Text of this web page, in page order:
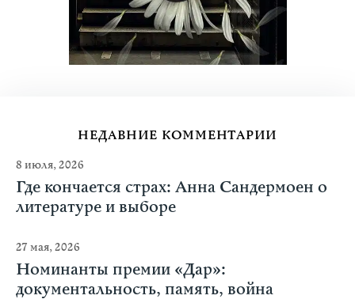
НЕДАВНИЕ КОММЕНТАРИИ
8 июля, 2026
Где кончается страх: Анна Сандермоен о
литературе и выборе
27 мая, 2026
Номинанты премии «Дар»:
документальность, память, война